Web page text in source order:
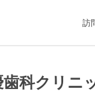
訪
科クリニ